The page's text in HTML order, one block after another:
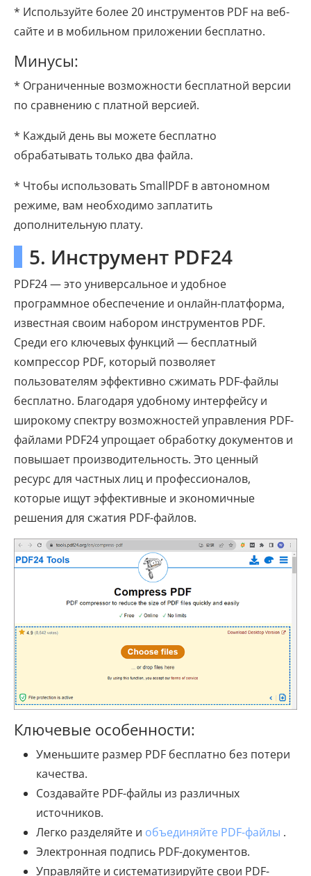
* Используйте более 20 инструментов PDF на веб-
сайте и в мобильном приложении бесплатно.
Минусы:
* Ограниченные возможности бесплатной версии
по сравнению с платной версией.
* Каждый день вы можете бесплатно
обрабатывать только два файла.
* Чтобы использовать SmallPDF в автономном
режиме, вам необходимо заплатить
дополнительную плату.
5. Инструмент PDF24
PDF24 — это универсальное и удобное
программное обеспечение и онлайн-платформа,
известная своим набором инструментов PDF.
Среди его ключевых функций — бесплатный
компрессор PDF, который позволяет
пользователям эффективно сжимать PDF-файлы
бесплатно. Благодаря удобному интерфейсу и
широкому спектру возможностей управления PDF-
файлами PDF24 упрощает обработку документов и
повышает производительность. Это ценный
ресурс для частных лиц и профессионалов,
которые ищут эффективные и экономичные
решения для сжатия PDF-файлов.
Ключевые особенности:
Уменьшите размер PDF бесплатно без потери
качества.
Создавайте PDF-файлы из различных
источников.
Легко разделяйте и объединяйте PDF-файлы .
Электронная подпись PDF-документов.
Управляйте и систематизируйте свои PDF-